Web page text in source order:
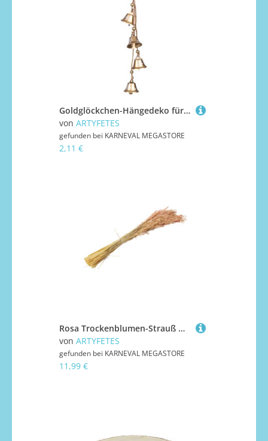
Goldglöckchen-Hängedeko für Weihnachten goldfarben 42 cm
von ARTYFETES
gefunden bei KARNEVAL MEGASTORE
2,11 €
Rosa Trockenblumen-Strauß Hafer 100 g 73 cm Boho-Deko
von ARTYFETES
gefunden bei KARNEVAL MEGASTORE
11,99 €